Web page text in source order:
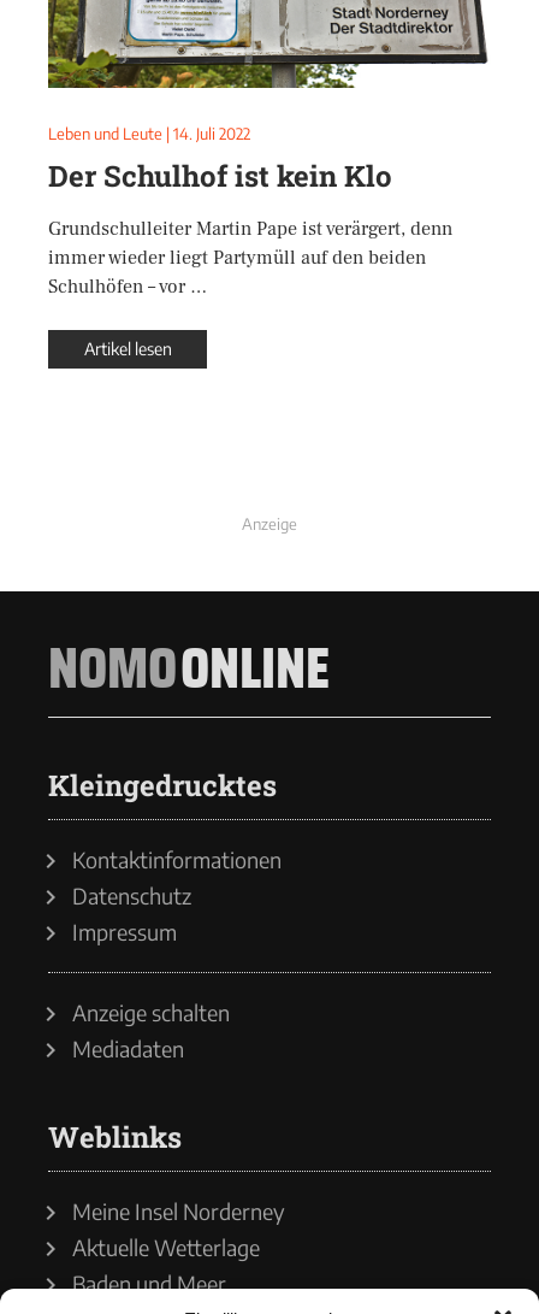
Leben und Leute | 14. Juli 2022
Der Schulhof ist kein Klo
Grundschulleiter Martin Pape ist verärgert, denn
immer wieder liegt Partymüll auf den beiden
Schulhöfen – vor …
Artikel lesen
Anzeige
NOMOONLINE
Kleingedrucktes
Kontaktinformationen
Datenschutz
Impressum
Anzeige schalten
Mediadaten
Weblinks
Meine Insel Norderney
Aktuelle Wetterlage
Baden und Meer